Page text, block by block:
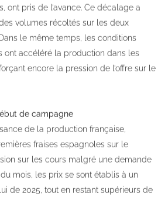
ont pris de l’avance. Ce décalage a
volumes récoltés sur les deux
le même temps, les conditions
ont accéléré la production dans les
encore la pression de l’offre sur le
de campagne
de la production française,
fraises espagnoles sur le
sur les cours malgré une demande
mois, les prix se sont établis à un
de 2025, tout en restant supérieurs de